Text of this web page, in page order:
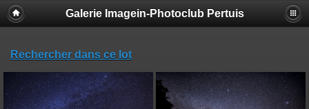
Galerie Imagein-Photoclub Pertuis
Rechercher dans ce lot